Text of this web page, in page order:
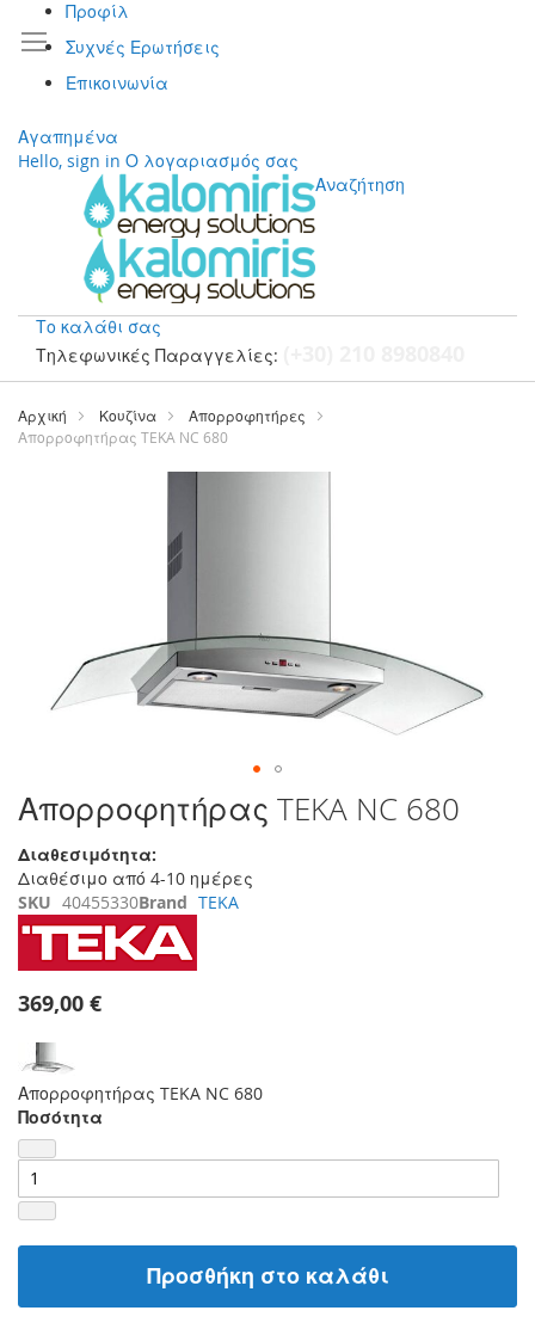
Προφίλ
Συχνές Ερωτήσεις
Επικοινωνία
Αγαπημένα
Hello, sign in Ο λογαριασμός σας
Αναζήτηση
Το καλάθι σας
Τηλεφωνικές Παραγγελίες:
Μετάβαση
περιεχόμενο
Αρχική Κουζίνα
Απορροφητήρες
Απορροφητήρας TEKA NC 680
Μετάβαση
στην
αρχή
της
συλλογής
εικόνων
Απορροφητήρας TEKA NC 680
Διαθεσιμότητα:
Διαθέσιμο από 4-10 ημέρες
SKU 40455330Brand TEKA
369,00 €
Απορροφητήρας TEKA NC 680
Ποσότητα
Προσθήκη στο καλάθι